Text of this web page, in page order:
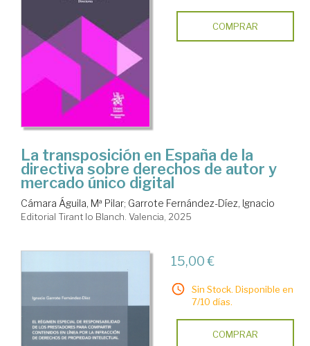
COMPRAR
La transposición en España de la
directiva sobre derechos de autor y
mercado único digital
Cámara Águila, Mª Pilar; Garrote Fernández-Díez, Ignacio
Editorial Tirant lo Blanch. Valencia, 2025
15,00 €
Sin Stock. Disponible en
7/10 días.
COMPRAR